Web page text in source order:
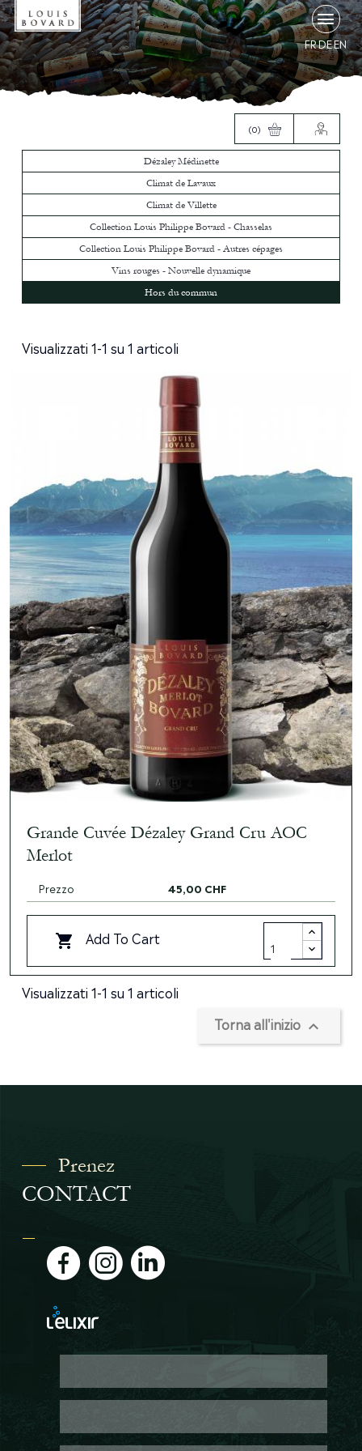
FRDEEN
(0)
Dézaley Médinette
Climat de Lavaux
Climat de Villette
Collection Louis Philippe Bovard - Chasselas
Collection Louis Philippe Bovard - Autres cépages
Vins rouges - Nouvelle dynamique
Hors du commun
Visualizzati 1-1 su 1 articoli
Grande Cuvée Dézaley Grand Cru AOC
Merlot
Prezzo 45,00 CHF
 Add To Cart
Visualizzati 1-1 su 1 articoli
Torna all'inizio 
Prenez
CONTACT